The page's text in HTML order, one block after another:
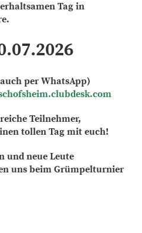
Tag in
auch per WhatsApp)
Teilnehmer,
tollen Tag mit euch!
und neue Leute
uns beim Grümpelturnier